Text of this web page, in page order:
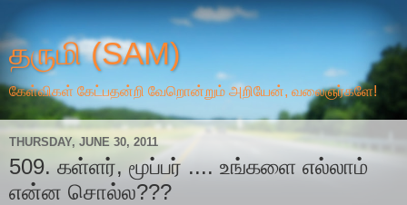
தருமி (SAM)
கேள்விகள் கேட்பதன்றி வேறொன்றும் அறியேன், வலைஞர்களே!
THURSDAY, JUNE 30, 2011
509. கள்ளர், மூப்பர் .... உங்களை எல்லாம்
என்ன சொல்ல???